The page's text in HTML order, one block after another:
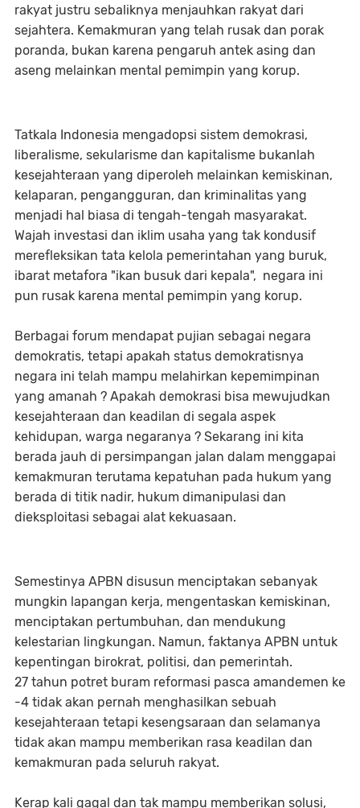
rakyat justru sebaliknya menjauhkan rakyat dari
sejahtera. Kemakmuran yang telah rusak dan porak
poranda, bukan karena pengaruh antek asing dan
aseng melainkan mental pemimpin yang korup.
Tatkala Indonesia mengadopsi sistem demokrasi,
liberalisme, sekularisme dan kapitalisme bukanlah
kesejahteraan yang diperoleh melainkan kemiskinan,
kelaparan, pengangguran, dan kriminalitas yang
menjadi hal biasa di tengah-tengah masyarakat.
Wajah investasi dan iklim usaha yang tak kondusif
merefleksikan tata kelola pemerintahan yang buruk,
ibarat metafora "ikan busuk dari kepala", negara ini
pun rusak karena mental pemimpin yang korup.
Berbagai forum mendapat pujian sebagai negara
demokratis, tetapi apakah status demokratisnya
negara ini telah mampu melahirkan kepemimpinan
yang amanah ? Apakah demokrasi bisa mewujudkan
kesejahteraan dan keadilan di segala aspek
kehidupan, warga negaranya ? Sekarang ini kita
berada jauh di persimpangan jalan dalam menggapai
kemakmuran terutama kepatuhan pada hukum yang
berada di titik nadir, hukum dimanipulasi dan
dieksploitasi sebagai alat kekuasaan.
Semestinya APBN disusun menciptakan sebanyak
mungkin lapangan kerja, mengentaskan kemiskinan,
menciptakan pertumbuhan, dan mendukung
kelestarian lingkungan. Namun, faktanya APBN untuk
kepentingan birokrat, politisi, dan pemerintah.
27 tahun potret buram reformasi pasca amandemen ke
-4 tidak akan pernah menghasilkan sebuah
kesejahteraan tetapi kesengsaraan dan selamanya
tidak akan mampu memberikan rasa keadilan dan
kemakmuran pada seluruh rakyat.
Kerap kali gagal dan tak mampu memberikan solusi,